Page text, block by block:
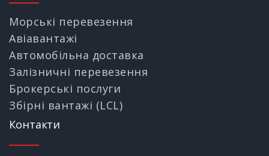
Морські перевезення
Авіавантажі
Автомобільна доставка
Залізничні перевезення
Брокерські послуги
Збірні вантажі (LCL)
Контакти